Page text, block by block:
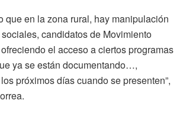
que en la zona rural, hay manipulación
candidatos de Movimiento
el acceso a ciertos programas
ya se están documentando…,
próximos días cuando se presenten”,